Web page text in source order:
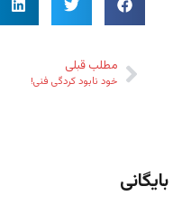
مطلب قبلی
خود نابود کردگی فنی!
بایگانی